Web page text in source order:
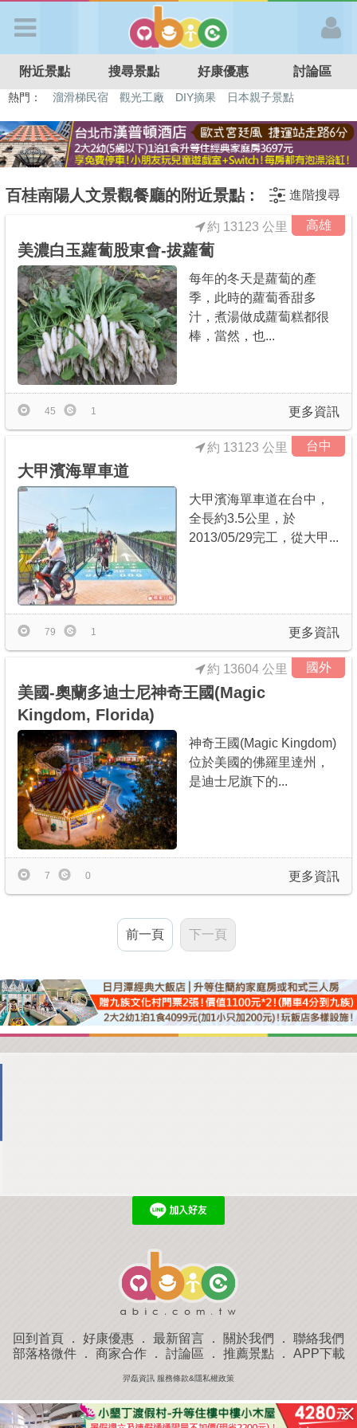
APP登入
首 頁
最新消息
最新留言
商家合作
推薦景點
討論區
聯絡我們
APP下載
附近景點 搜尋景點 好康優惠 討論區
熱門： 溜滑梯民宿 觀光工廠 DIY摘果
日本親子景點
百桂南陽人文景觀餐廳的附近景點 : 進階搜尋
高雄
約 13123 公里
美濃白玉蘿蔔股東會-拔蘿蔔
每年的冬天是蘿蔔的產
季，此時的蘿蔔香甜多
汁，煮湯做成蘿蔔糕都很
棒，當然，也...
更多資訊
45 1
台中
約 13123 公里
大甲濱海單車道
大甲濱海單車道在台中，
全長約3.5公里，於
2013/05/29完工，從大甲...
更多資訊
79 1
國外
約 13604 公里
美國-奧蘭多迪士尼神奇王國(Magic
Kingdom, Florida)
神奇王國(Magic Kingdom)
位於美國的佛羅里達州，
是迪士尼旗下的...
更多資訊
7 0
前一頁 下一頁
回到首頁 ． 好康優惠 ． 最新留言 ． 關於我們 ． 聯絡我們
部落格微件． 商家合作． 討論區 ． 推薦景點． APP下載
羿磊資訊 服務條款&隱私權政策